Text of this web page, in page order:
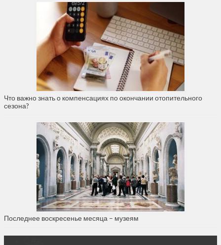
Что важно знать о компенсациях по окончании отопительного
сезона?
Последнее воскресенье месяца – музеям